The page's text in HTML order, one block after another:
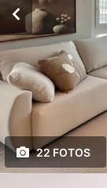
22 FOTOS